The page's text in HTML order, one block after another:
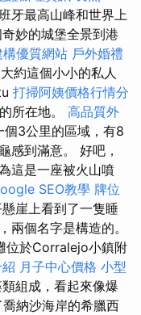
牙最高山峰和世界上
妙的城堡全景到港
優質網站 戶外婚禮
約這個小小的私人
打掃阿姨價格行情分
所在地。 高品質外
個3公里的區域，有8
感到滿意。 好吧，
這是一座被火山噴
SEO教學 牌位
崖上看到了一隻睡
兩個名字是構造的。
位於Corralejo小鎮附
月子中心價格 小型
組成，看起來像爆
納沙海岸的希臘西